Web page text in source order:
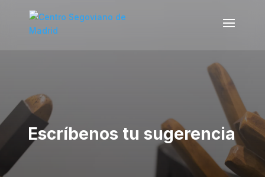
Escríbenos tu sugerencia